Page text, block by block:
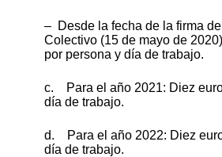
– Desde la fecha de la firma
Colectivo (15 de mayo de
por persona y día de trabajo.
c. Para el año 2021: Diez
día de trabajo.
d. Para el año 2022: Diez
día de trabajo.